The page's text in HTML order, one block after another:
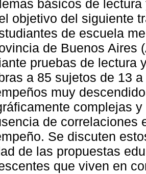
básicos de
objetivo del siguiente
de escuela
de Buenos Aires
pruebas de lectura
a 85 sujetos de 13
muy
complejas
de correlaciones
Se discuten
de las propuestas
que viven en